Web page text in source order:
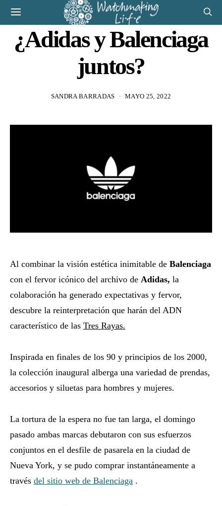
¿Adidas y Balenciaga
juntos?
SANDRA BARRADAS MAYO 25, 2022
Al combinar la visión estética inimitable de Balenciaga
con el fervor icónico del archivo de Adidas, la
colaboración ha generado expectativas y fervor,
descubre la reinterpretación que harán del ADN
característico de las Tres Rayas.
Inspirada en finales de los 90 y principios de los 2000,
la colección inaugural alberga una variedad de prendas,
accesorios y siluetas para hombres y mujeres.
La tortura de la espera no fue tan larga, el domingo
pasado ambas marcas debutaron con sus esfuerzos
conjuntos en el desfile de pasarela en la ciudad de
Nueva York, y se pudo comprar instantáneamente a
través del sitio web de Balenciaga .